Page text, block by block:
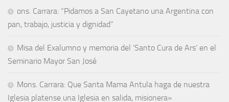
ons. Carrara: “Pidamos a San Cayetano una Argentina con
pan, trabajo, justicia y dignidad”
Misa del Exalumno y memoria del ‘Santo Cura de Ars’ en el
Seminario Mayor San José
Mons. Carrara: Que Santa Mama Antula haga de nuestra
Iglesia platense una Iglesia en salida, misionera»